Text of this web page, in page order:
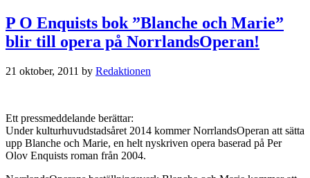
P O Enquists bok ”Blanche och Marie”
blir till opera på NorrlandsOperan!
21 oktober, 2011 by Redaktionen
Ett pressmeddelande berättar:
Under kulturhuvudstadsåret 2014 kommer NorrlandsOperan att sätta
upp Blanche och Marie, en helt nyskriven opera baserad på Per
Olov Enquists roman från 2004.